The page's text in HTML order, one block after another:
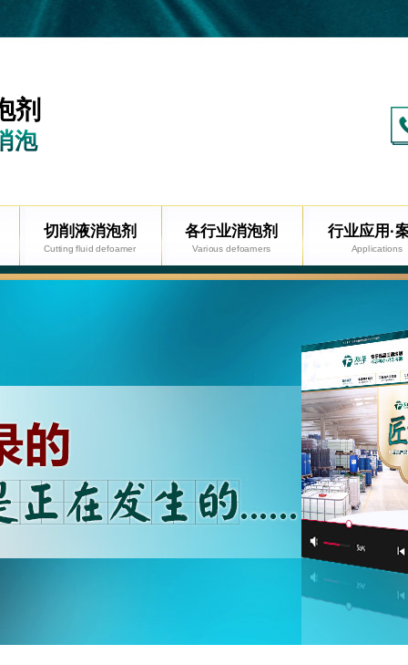
剂
泡
切削液消泡剂
Cutting fluid defoamer
各行业消泡剂
Various defoamers
行业应用·
Applications